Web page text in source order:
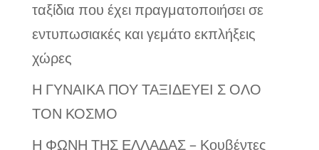
ταξίδια που έχει πραγματοποιήσει σε
εντυπωσιακές και γεμάτο εκπλήξεις
χώρες
Η ΓΥΝΑΙΚΑ ΠΟΥ ΤΑΞΙΔΕΥΕΙ Σ ΟΛΟ
ΤΟΝ ΚΟΣΜΟ
Η ΦΩΝΗ ΤΗΣ ΕΛΛΑΔΑΣ – Κουβέντες